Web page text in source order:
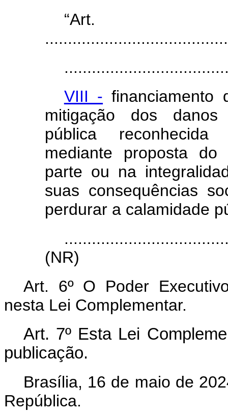
VIII - financiamento
mitigação dos danos
pública
mediante proposta
parte ou na
suas consequências
perdurar a calamidade
(NR)
Art. 6º O Poder
nesta Lei Complementar.
Art. 7º Esta Lei
publicação.
Brasília, 16 de maio de
República.